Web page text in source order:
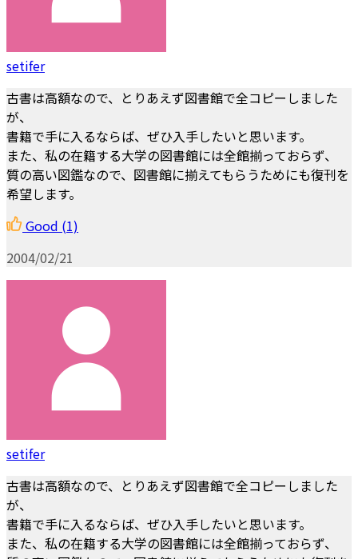
setifer
古書は高額なので、とりあえず図書館で全コピーしました
が、
書籍で手に入るならば、ぜひ入手したいと思います。
また、私の在籍する大学の図書館には全館揃っておらず、
質の高い図鑑なので、図書館に揃えてもらうためにも復刊を
希望します。
Good (1)
2004/02/21
setifer
古書は高額なので、とりあえず図書館で全コピーしました
が、
書籍で手に入るならば、ぜひ入手したいと思います。
また、私の在籍する大学の図書館には全館揃っておらず、